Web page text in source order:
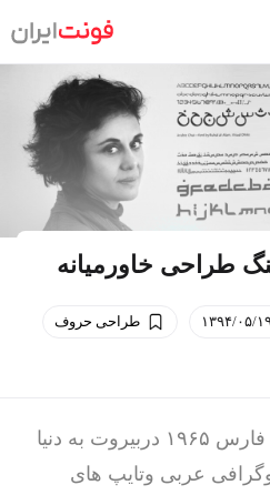
طراحی خاورمیانه
۰۵/۱۹ طراحی حروف
هدی اسمیتشون ایتزن ابی فارس ۱۹۶۵ دربیروت به دنیا
عربی وتایپ های